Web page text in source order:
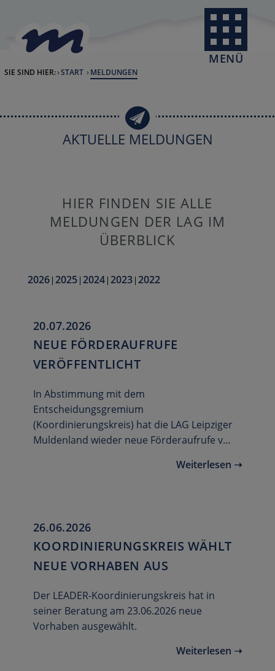
back to home
MENÜ
SIE SIND HIER: START CURRENT:
MELDUNGEN
AKTUELLE MELDUNGEN
HIER FINDEN SIE ALLE
MELDUNGEN DER LAG IM
ÜBERBLICK
2026 2025 2024 2023 2022
20.07.2026
NEUE FÖRDERAUFRUFE
VERÖFFENTLICHT
In Abstimmung mit dem
Entscheidungsgremium
(Koordinierungskreis) hat die LAG Leipziger
Muldenland wieder neue Förderaufrufe v…
Weiterlesen ➝
26.06.2026
KOORDINIERUNGSKREIS WÄHLT
NEUE VORHABEN AUS
Der LEADER-Koordinierungskreis hat in
seiner Beratung am 23.06.2026 neue
Vorhaben ausgewählt.
Weiterlesen ➝